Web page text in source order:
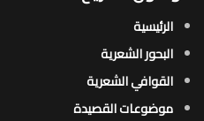
الرئيسية
البحور الشعرية​
القوافي الشعرية​
موضوعات القصيدة​